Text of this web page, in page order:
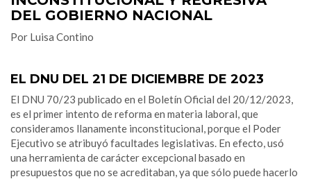
DEL GOBIERNO NACIONAL
Por Luisa Contino
EL DNU DEL 21 DE DICIEMBRE DE 2023
El DNU 70/23 publicado en el Boletín Oficial del 20/12/2023,
es el primer intento de reforma en materia laboral, que
consideramos llanamente inconstitucional, porque el Poder
Ejecutivo se atribuyó facultades legislativas. En efecto, usó
una herramienta de carácter excepcional basado en
presupuestos que no se acreditaban, ya que sólo puede hacerlo